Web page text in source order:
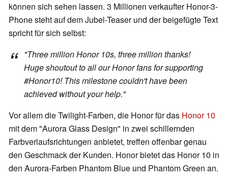
können sich sehen lassen. 3 Millionen verkaufter Honor-3-
Phone steht auf dem Jubel-Teaser und der beigefügte Text
spricht für sich selbst:
"Three million Honor 10s, three million thanks!
Huge shoutout to all our Honor fans for supporting
#Honor10! This milestone couldn't have been
achieved without your help."
Vor allem die Twilight-Farben, die Honor für das Honor 10
mit dem "Aurora Glass Design" in zwei schillernden
Farbverlaufsrichtungen anbietet, treffen offenbar genau
den Geschmack der Kunden. Honor bietet das Honor 10 in
den Aurora-Farben Phantom Blue und Phantom Green an.